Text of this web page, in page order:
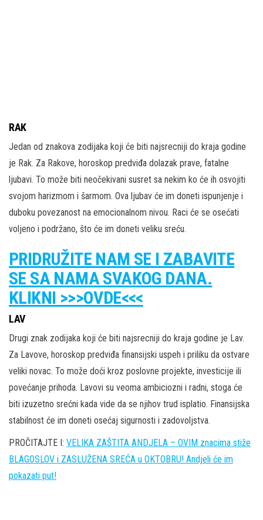
RAK
Jedan od znakova zodijaka koji će biti najsrecniji do kraja godine
je Rak. Za Rakove, horoskop predviđa dolazak prave, fatalne
ljubavi. To može biti neočekivani susret sa nekim ko će ih osvojiti
svojom harizmom i šarmom. Ova ljubav će im doneti ispunjenje i
duboku povezanost na emocionalnom nivou. Raci će se osećati
voljeno i podržano, što će im doneti veliku sreću.
PRIDRUŽITE NAM SE I ZABAVITE
SE SA NAMA SVAKOG DANA.
KLIKNI >>>OVDE<<<
LAV
Drugi znak zodijaka koji će biti najsrecniji do kraja godine je Lav.
Za Lavove, horoskop predviđa finansijski uspeh i priliku da ostvare
veliki novac. To može doći kroz poslovne projekte, investicije ili
povećanje prihoda. Lavovi su veoma ambiciozni i radni, stoga će
biti izuzetno srećni kada vide da se njihov trud isplatio. Finansijska
stabilnost će im doneti osećaj sigurnosti i zadovoljstva.
PROČITAJTE I: VELIKA ZAŠTITA ANDJELA – OVIM znacima stiže
BLAGOSLOV i ZASLUŽENA SREĆA u OKTOBRU! Andjeli će im
pokazati put!